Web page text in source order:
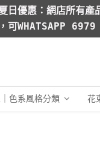
日優惠：網店所有
可WHATSAPP
色系風格分類 花